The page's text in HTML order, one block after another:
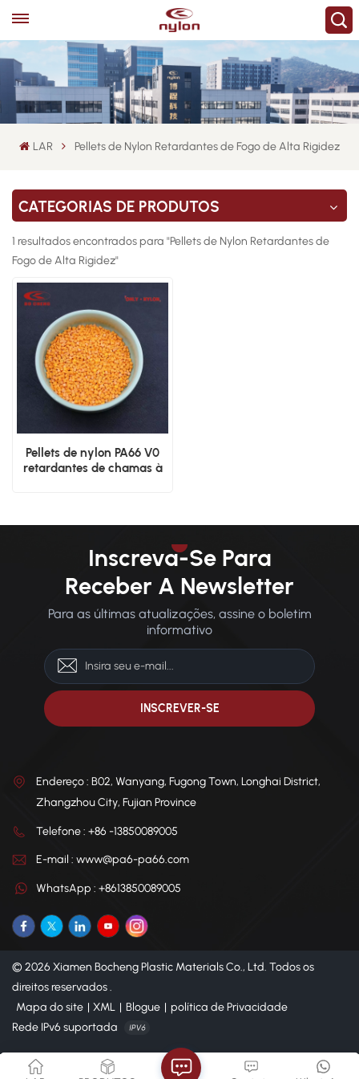
LAR Pellets de Nylon Retardantes de Fogo de Alta Rigidez
CATEGORIAS DE PRODUTOS
1 resultados encontrados para "Pellets de Nylon Retardantes de
Fogo de Alta Rigidez"
Pellets de nylon PA66 V0
retardantes de chamas à
Inscreva-Se Para
Receber A Newsletter
Para as últimas atualizações, assine o boletim
informativo
Endereço : B02, Wanyang, Fugong Town, Longhai District,
Zhangzhou City, Fujian Province
Telefone : +86 -13850089005
E-mail : www@pa6-pa66.com
WhatsApp : +8613850089005
© 2026 Xiamen Bocheng Plastic Materials Co., Ltd. Todos os
direitos reservados .
Mapa do site | XML | Blogue | política de Privacidade
Rede IPv6 suportada